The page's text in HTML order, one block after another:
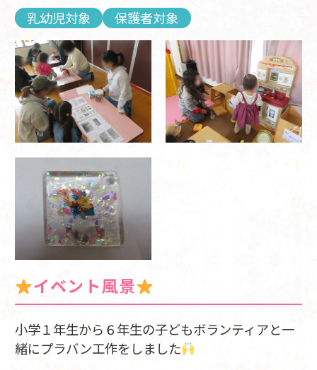
乳幼児対象 保護者対象
イベント風景
小学１年生から６年生の子どもボランティアと一
緒にプラバン工作をしました